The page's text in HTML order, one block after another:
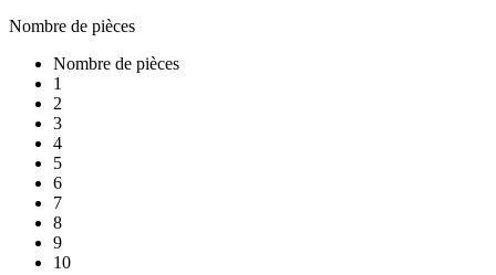
Nombre de pièces
Nombre de pièces
1
2
3
4
5
6
7
8
9
10